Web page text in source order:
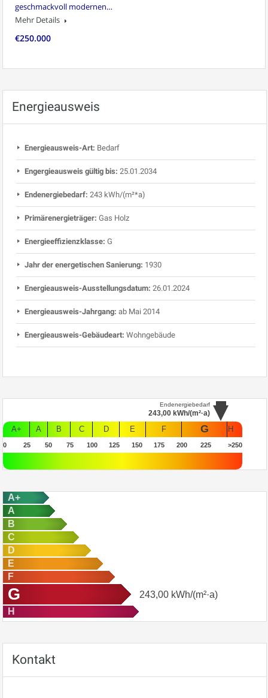
geschmackvoll modernen…
Mehr Details
€250.000
Energieausweis
Energieausweis-Art: Bedarf
Engergieausweis gültig bis: 25.01.2034
Endenergiebedarf: 243 kWh/(m²*a)
Primärenergieträger: Gas Holz
Energieeffizienzklasse: G
Jahr der energetischen Sanierung: 1930
Energieausweis-Ausstellungsdatum: 26.01.2024
Energieausweis-Jahrgang: ab Mai 2014
Energieausweis-Gebäudeart: Wohngebäude
Endenergiebedarf
243,00 kWh/(m²·a)
A+
A B C D E F G H
0 25 50 75 100 125 150 175 200 225 >250
A+
A
B
C
D
E
F
G 243,00 kWh/(m²·a)
H
Kontakt